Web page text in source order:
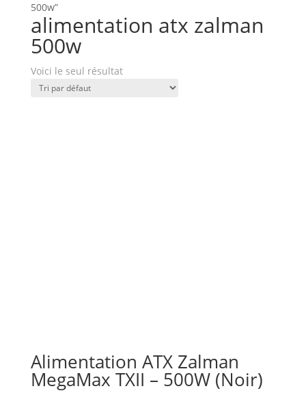
500w”
alimentation atx zalman
500w
Voici le seul résultat
Alimentation ATX Zalman
MegaMax TXII – 500W (Noir)